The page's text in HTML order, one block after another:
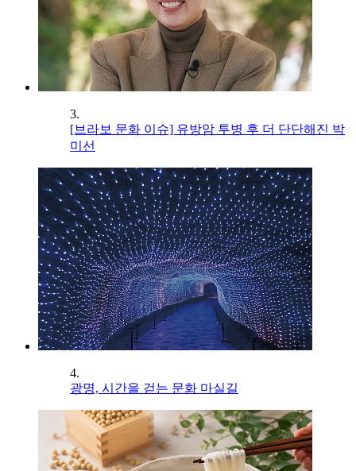
3.
[브라보 문화 이슈] 유방암 투병 후 더 단단해진 박
미선
4.
광명, 시간을 걷는 문화 마실길